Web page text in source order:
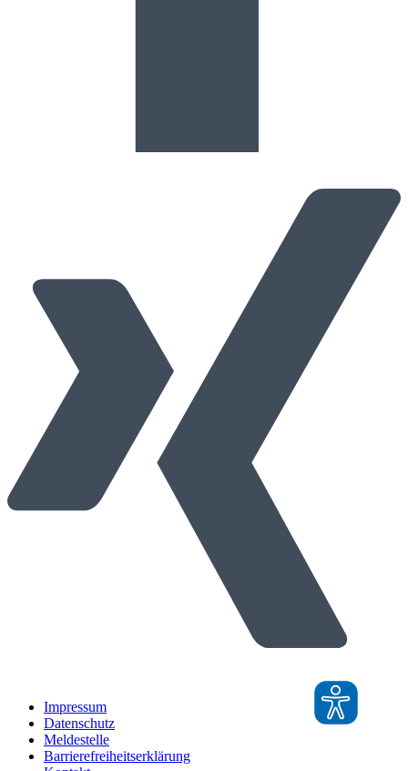
Impressum
Datenschutz
Meldestelle
Barrierefreiheitserklärung